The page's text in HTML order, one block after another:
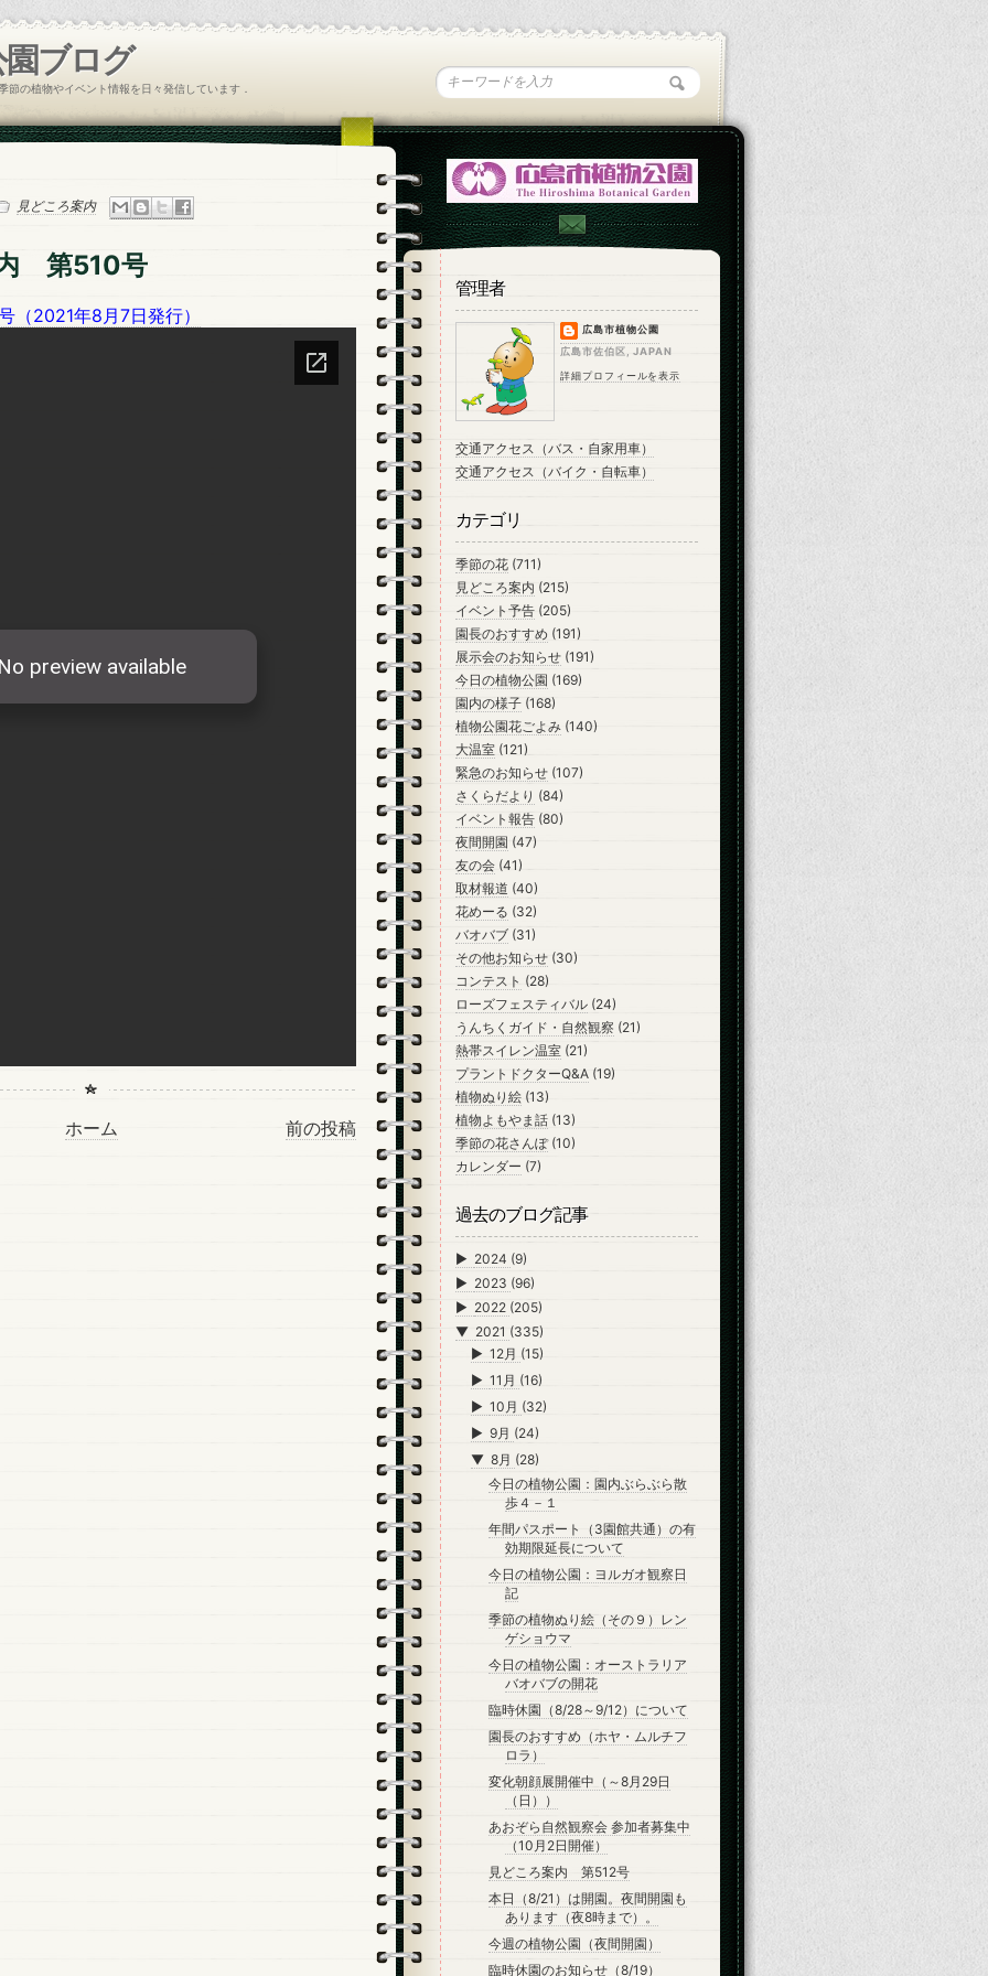
ブログ
の植物やイベント情報を日々発信しています．
見どころ案内
第510号
2021年8月7日発行）
前の投稿
ホーム
管理者
広島市植物公園
広島市佐伯区, JAPAN
詳細プロフィールを表示
交通アクセス（バス・自家用車）
交通アクセス（バイク・自転車）
カテゴリ
季節の花 (711)
見どころ案内 (215)
イベント予告 (205)
園長のおすすめ (191)
展示会のお知らせ (191)
今日の植物公園 (169)
園内の様子 (168)
植物公園花ごよみ (140)
大温室 (121)
緊急のお知らせ (107)
さくらだより (84)
イベント報告 (80)
夜間開園 (47)
友の会 (41)
取材報道 (40)
花めーる (32)
バオバブ (31)
その他お知らせ (30)
コンテスト (28)
ローズフェスティバル (24)
うんちくガイド・自然観察 (21)
熱帯スイレン温室 (21)
プラントドクターQ&A (19)
植物ぬり絵 (13)
植物よもやま話 (13)
季節の花さんぽ (10)
カレンダー (7)
過去のブログ記事
► 2024 (9)
► 2023 (96)
► 2022 (205)
▼ 2021 (335)
►12月 (15)
►11月 (16)
►10月 (32)
►9月 (24)
▼8月 (28)
今日の植物公園：園内ぶらぶら散
歩４－１
年間パスポート（3園館共通）の有
効期限延長について
今日の植物公園：ヨルガオ観察日
記
季節の植物ぬり絵（その９）レン
ゲショウマ
今日の植物公園：オーストラリア
バオバブの開花
臨時休園（8/28～9/12）について
園長のおすすめ（ホヤ・ムルチフ
ロラ）
変化朝顔展開催中（～8月29日
（日））
あおぞら自然観察会 参加者募集中
（10月2日開催）
見どころ案内 第512号
本日（8/21）は開園。夜間開園も
あります（夜8時まで）。
今週の植物公園（夜間開園）
臨時休園のお知らせ（8/19）